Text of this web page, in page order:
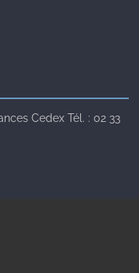
Cedex Tél. : 02 33